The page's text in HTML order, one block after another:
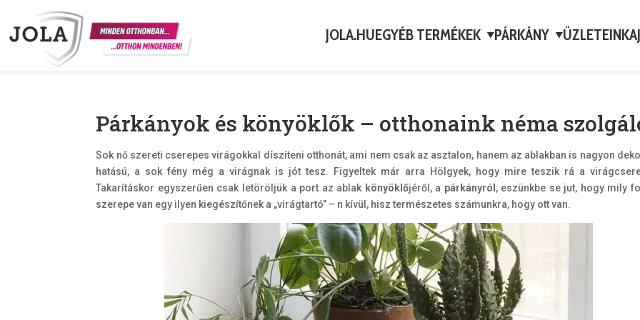
JOLA.HUEGYÉB TERMÉKEK ▼PÁRKÁNY ▼ÜZLETEINK
Párkányok és könyöklők – otthonaink néma
Sok nő szereti cserepes virágokkal díszíteni otthonát, ami nem csak az asztalon, hanem az ablakban is nagyon
hatású, a sok fény még a virágnak is jót tesz. Figyeltek már arra Hölgyek, hogy mire teszik rá a
Takarításkor egyszerűen csak letöröljük a port az ablak könyöklőjéről, a párkányról , eszünkbe se jut, hogy mily
szerepe van egy ilyen kiegészítőnek a „virágtartó” – n kívül, hisz természetes számunkra, hogy ott van.